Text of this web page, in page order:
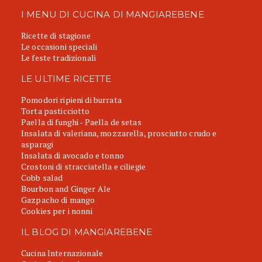
I MENU DI CUCINA DI MANGIAREBENE
Ricette di stagione
Le occasioni speciali
Le feste tradizionali
LE ULTIME RICETTE
Pomodori ripieni di burrata
Torta pasticciotto
Paella di funghi - Paella de setas
Insalata di valeriana, mozzarella, prosciutto crudo e
asparagi
Insalata di avocado e tonno
Crostoni di stracciatella e ciliegie
Cobb salad
Bourbon and Ginger Ale
Gazpacho di mango
Cookies per i nonni
IL BLOG DI MANGIAREBENE
Cucina Internazionale